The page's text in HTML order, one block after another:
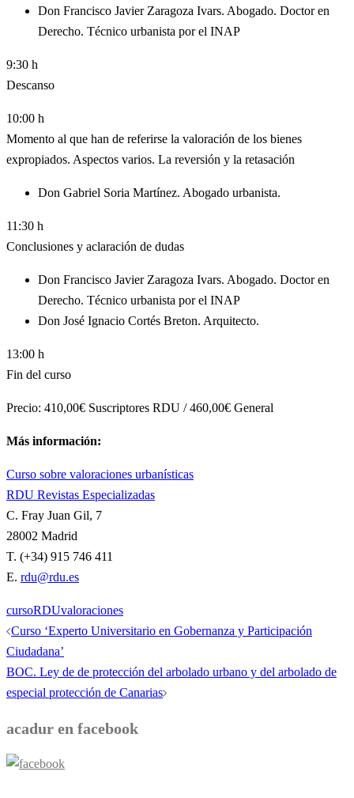
Don Francisco Javier Zaragoza Ivars. Abogado. Doctor en
Derecho. Técnico urbanista por el INAP
9:30 h
Descanso
10:00 h
Momento al que han de referirse la valoración de los bienes
expropiados. Aspectos varios. La reversión y la retasación
Don Gabriel Soria Martínez. Abogado urbanista.
11:30 h
Conclusiones y aclaración de dudas
Don Francisco Javier Zaragoza Ivars. Abogado. Doctor en
Derecho. Técnico urbanista por el INAP
Don José Ignacio Cortés Breton. Arquitecto.
13:00 h
Fin del curso
Precio: 410,00€ Suscriptores RDU / 460,00€ General
Más información:
Curso sobre valoraciones urbanísticas
RDU Revistas Especializadas
C. Fray Juan Gil, 7
28002 Madrid
T. (+34) 915 746 411
E. rdu@rdu.es
cursoRDUvaloraciones
Navegación
de
entradas
Curso ‘Experto Universitario en Gobernanza y Participación
Ciudadana’
BOC. Ley de de protección del arbolado urbano y del arbolado de
especial protección de Canarias
acadur en facebook